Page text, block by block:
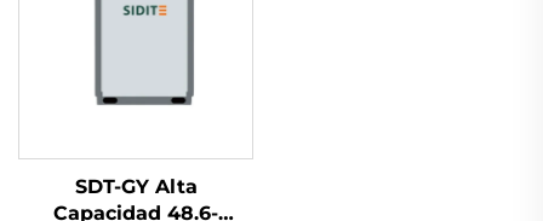
SDT-GY Alta
Capacidad 48.6-